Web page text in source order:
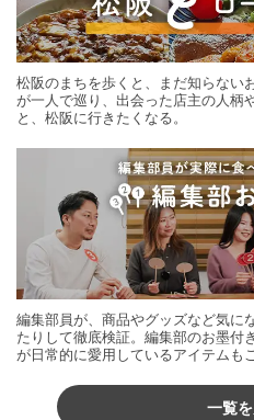
松阪のまちを歩くと、まだ知らない
が一人で巡り、出会った店主の人柄
と、松阪に行きたくなる。
編集部員が、商品やグッズなど気に
たりして徹底検証。編集部のお墨付
が日常的に愛用しているアイテムも
一覧